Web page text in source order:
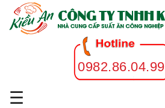
0982.86.04.99
☰